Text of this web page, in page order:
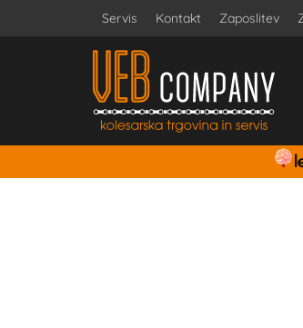
Servis Kontakt Zaposlitev